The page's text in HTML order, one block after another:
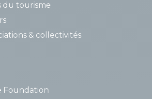
du tourisme
& collectivités
Foundation